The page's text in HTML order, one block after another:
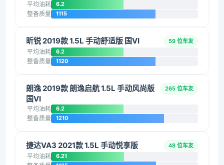
平均油耗 6.2
整备质量 1115
昕锐 2019款 1.5L 手动舒适版 国VI 59 位车友
平均油耗 6.2
整备质量 1120
朗逸 2019款 朗逸启航 1.5L 手动风尚版
国VI
265 位车友
平均油耗 6.2
整备质量 1210
捷达VA3 2021款 1.5L 手动悦享版 48 位车友
平均油耗 6.21